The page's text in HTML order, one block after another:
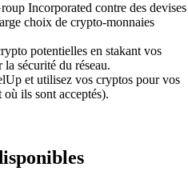
Incorporated contre des devises
choix de crypto-monnaies
potentielles en stakant vos
sécurité du réseau.
et utilisez vos cryptos pour vos
ils sont acceptés).